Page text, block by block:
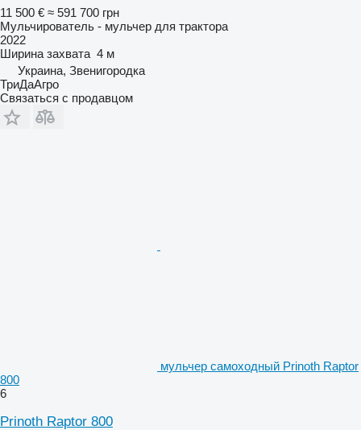
11 500 € ≈ 591 700 грн
Мульчирователь - мульчер для трактора
2022
Ширина захвата 4 м
Украина, Звенигородка
ТриДаАгро
Связаться с продавцом
мульчер самоходный Prinoth Raptor
800
6
Prinoth Raptor 800